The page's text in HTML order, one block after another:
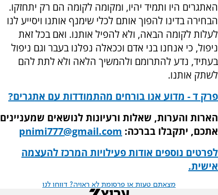
האתגרים היו ותמיד יהיו, ומקומה לקומה הם רק יתחזקו.
הבחירה בדינו להפוך אותם לכלי שימנף אותנו ויסייע לנו
לעלות לקומה הבאה, ולא להפיל אותנו. ואם בכל זאת
ניפול, כי אנחנו בני אדם וככאלה נפלנו בעבר וגם ניפול
בעתיד, נדע להתרומם ולהמשיך הלאה ולא לתת להם
לשתק אותנו.
פרק ד - מדוע אנו בורחים מהתמודדות עם אתגרים?
הארות והערות, שאלות ורעיונות לנושאים שמעניינים
אתכם, יתקבלו בברכה: pnimi777@gmail.com
לפרטים נוספים אודות פעילויות המרכז להעצמה
אישית.
מצאתם טעות או פרסומת לא ראויה? דווחו לנו